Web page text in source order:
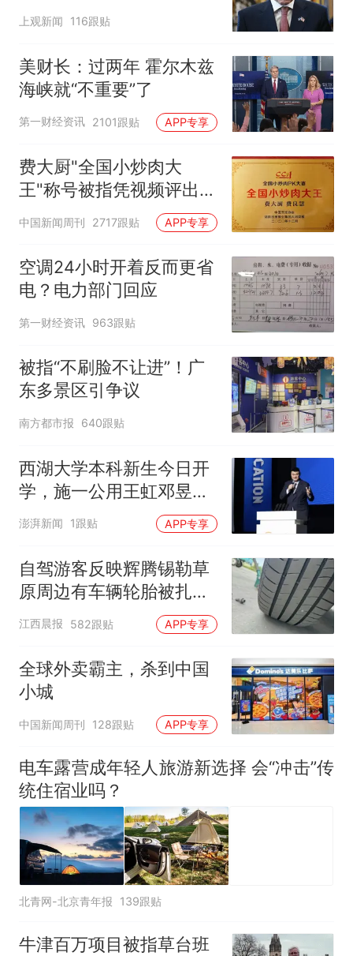
寻味
上观新闻 116跟贴
美财长：过两年 霍尔木兹
海峡就“不重要”了
第一财经资讯 2101跟贴 APP专享
费大厨"全国小炒肉大
王"称号被指凭视频评出
官方回应
中国新闻周刊 2717跟贴 APP专享
空调24小时开着反而更省
电？电力部门回应
第一财经资讯 963跟贴
被指“不刷脸不让进”！广
东多景区引争议
南方都市报 640跟贴
西湖大学本科新生今日开
学，施一公用王虹邓昱的
故事激励新生
澎湃新闻 1跟贴 APP专享
自驾游客反映辉腾锡勒草
原周边有车辆轮胎被扎，
修理店铺换胎价格高达千
元，官方发布情况通报
江西晨报 582跟贴 APP专享
全球外卖霸主，杀到中国
小城
中国新闻周刊 128跟贴 APP专享
电车露营成年轻人旅游新选择 会“冲击”传
统住宿业吗？
北青网-北京青年报 139跟贴
牛津百万项目被指草台班